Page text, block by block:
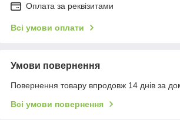
Оплата за реквізитами
Всі умови оплати
Умови повернення
Повернення товару впродовж 14 днів за
Всі умови повернення